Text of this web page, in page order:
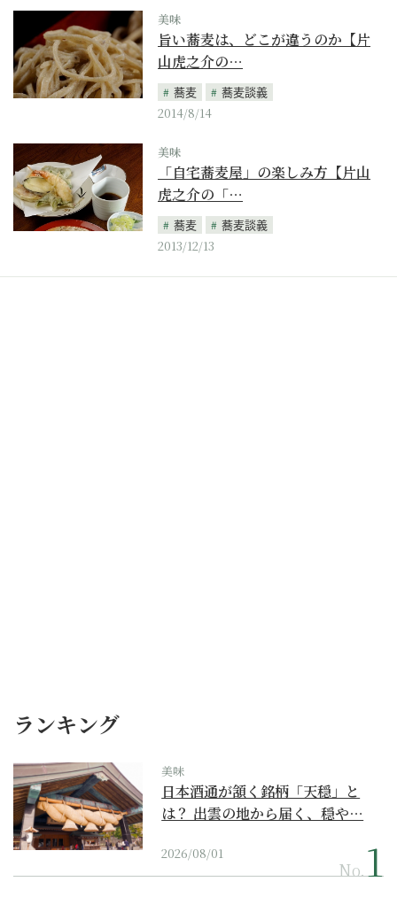
美味
旨い蕎麦は、どこが違うのか【片
山虎之介の…
蕎麦
蕎麦談義
2014/8/14
美味
「自宅蕎麦屋」の楽しみ方【片山
虎之介の「…
蕎麦
蕎麦談義
2013/12/13
ランキング
美味
日本酒通が頷く銘柄「天穏」と
は？ 出雲の地から届く、穏や…
2026/08/01
No.